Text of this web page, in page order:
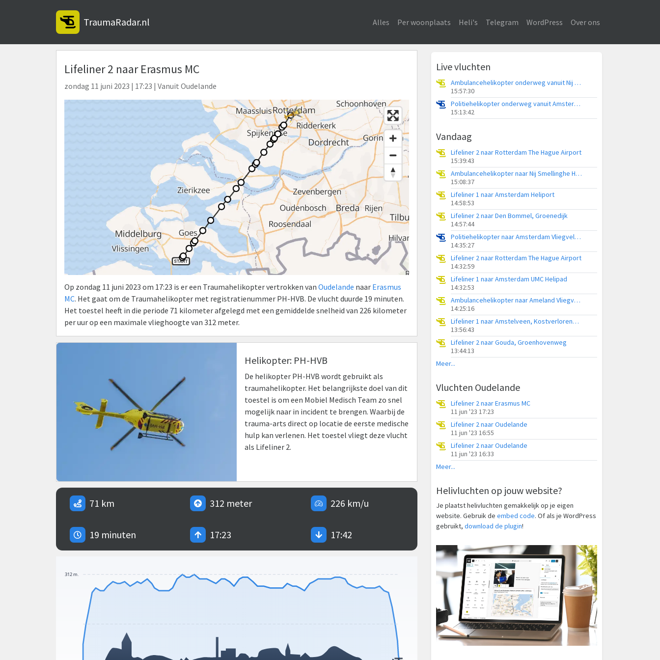
TraumaRadar.nl Alles Per woonplaats Heli's Telegram WordPress Over ons
Lifeliner 2 naar Erasmus MC
zondag 11 juni 2023 | 17:23 | Vanuit Oudelande
Op zondag 11 juni 2023 om 17:23 is er een Traumahelikopter vertrokken van Oudelande naar Erasmus
MC. Het gaat om de Traumahelikopter met registratienummer PH-HVB. De vlucht duurde 19 minuten.
Het toestel heeft in die periode 71 kilometer afgelegd met een gemiddelde snelheid van 226 kilometer
per uur op een maximale vlieghoogte van 312 meter.
Helikopter: PH-HVB
De helikopter PH-HVB wordt gebruikt als
traumahelikopter. Het belangrijkste doel van dit
toestel is om een Mobiel Medisch Team zo snel
mogelijk naar in incident te brengen. Waarbij de
trauma-arts direct op locatie de eerste medische
hulp kan verlenen. Het toestel vliegt deze vlucht
als Lifeliner 2.
71 km 312 meter 226 km/u
19 minuten 17:23 17:42
Live vluchten
Ambulancehelikopter onderweg vanuit Nij Smellinghe Hospital Heliport
15:57:30
Politiehelikopter onderweg vanuit Amsterdam Vliegveld Schiphol
15:13:42
Vandaag
Lifeliner 2 naar Rotterdam The Hague Airport
15:39:43
Ambulancehelikopter naar Nij Smellinghe Hospital Heliport
15:08:37
Lifeliner 1 naar Amsterdam Heliport
14:58:53
Lifeliner 2 naar Den Bommel, Groenedijk
14:57:44
Politiehelikopter naar Amsterdam Vliegveld Schiphol
14:35:27
Lifeliner 2 naar Rotterdam The Hague Airport
14:32:59
Lifeliner 1 naar Amsterdam UMC Helipad
14:32:53
Ambulancehelikopter naar Ameland Vliegveld Ballum
14:25:16
Lifeliner 1 naar Amstelveen, Kostverlorenweg
13:56:43
Lifeliner 2 naar Gouda, Groenhovenweg
13:44:13
Meer...
Vluchten Oudelande
Lifeliner 2 naar Erasmus MC
11 jun '23 17:23
Lifeliner 2 naar Oudelande
11 jun '23 16:55
Lifeliner 2 naar Oudelande
11 jun '23 16:33
Meer...
Helivluchten op jouw website?
Je plaatst helivluchten gemakkelijk op je eigen
website. Gebruik de embed code. Of als je WordPress
gebruikt, download de plugin!